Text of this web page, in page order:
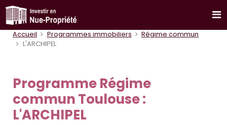
Accueil Programmes immobiliers
Régime commun
L'ARCHIPEL
Programme Régime
commun Toulouse :
L'ARCHIPEL